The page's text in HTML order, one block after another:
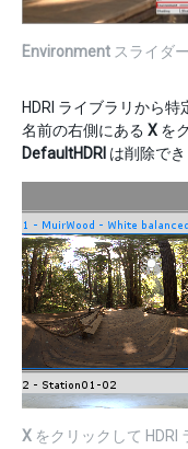
Environment スライダ
HDRI ライブラリから特
名前の右側にある X を
DefaultHDRI は削除でき
X をクリックして HDRI